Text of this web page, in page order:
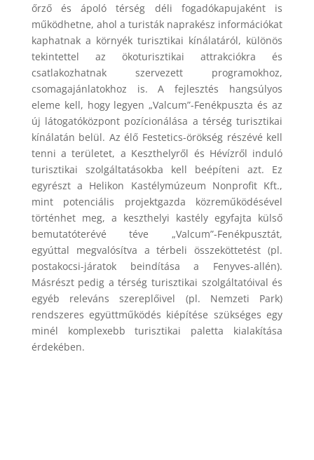
őrző és ápoló térség déli fogadókapujaként is
működhetne, ahol a turisták naprakész információkat
kaphatnak a környék turisztikai kínálatáról, különös
tekintettel az ökoturisztikai attrakciókra és
csatlakozhatnak szervezett programokhoz,
csomagajánlatokhoz is. A fejlesztés hangsúlyos
eleme kell, hogy legyen „Valcum”-Fenékpuszta és az
új látogatóközpont pozícionálása a térség turisztikai
kínálatán belül. Az élő Festetics-örökség részévé kell
tenni a területet, a Keszthelyről és Hévízről induló
turisztikai szolgáltatásokba kell beépíteni azt. Ez
egyrészt a Helikon Kastélymúzeum Nonprofit Kft.,
mint potenciális projektgazda közreműködésével
történhet meg, a keszthelyi kastély egyfajta külső
bemutatóterévé téve „Valcum”-Fenékpusztát,
egyúttal megvalósítva a térbeli összeköttetést (pl.
postakocsi-járatok beindítása a Fenyves-allén).
Másrészt pedig a térség turisztikai szolgáltatóival és
egyéb releváns szereplőivel (pl. Nemzeti Park)
rendszeres együttműködés kiépítése szükséges egy
minél komplexebb turisztikai paletta kialakítása
érdekében.